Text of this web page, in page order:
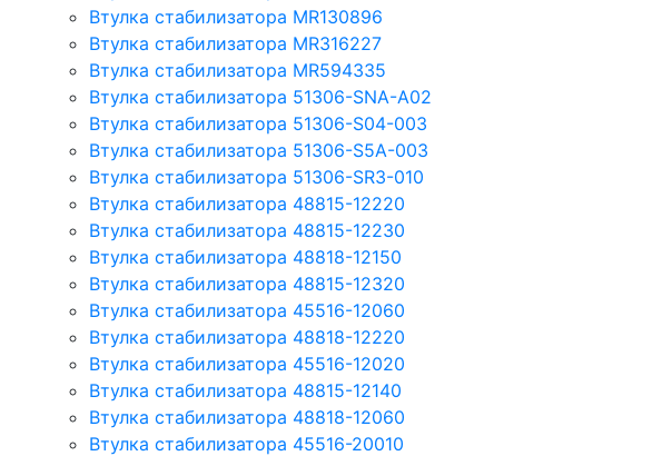
Втулка стабилизатора MR130896
Втулка стабилизатора MR316227
Втулка стабилизатора MR594335
Втулка стабилизатора 51306-SNA-A02
Втулка стабилизатора 51306-S04-003
Втулка стабилизатора 51306-S5A-003
Втулка стабилизатора 51306-SR3-010
Втулка стабилизатора 48815-12220
Втулка стабилизатора 48815-12230
Втулка стабилизатора 48818-12150
Втулка стабилизатора 48815-12320
Втулка стабилизатора 45516-12060
Втулка стабилизатора 48818-12220
Втулка стабилизатора 45516-12020
Втулка стабилизатора 48815-12140
Втулка стабилизатора 48818-12060
Втулка стабилизатора 45516-20010